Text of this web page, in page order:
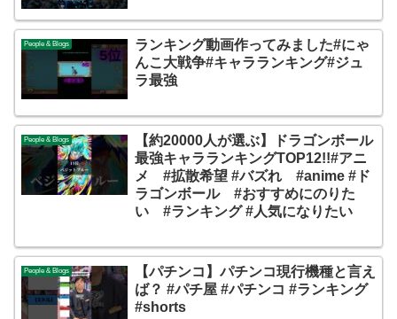
People & Blogs
ランキング動画作ってみました#にゃ
んこ大戦争#キャラランキング#ジュ
ラ最強
People & Blogs
【約20000人が選ぶ】ドラゴンボール
最強キャラランキングTOP12!!#アニ
メ #拡散希望 #バズれ #anime #ド
ラゴンボール #おすすめにのりた
い #ランキング #人気になりたい
People & Blogs
【パチンコ】パチンコ現行機種と言え
ば？ #パチ屋 #パチンコ #ランキング
#shorts